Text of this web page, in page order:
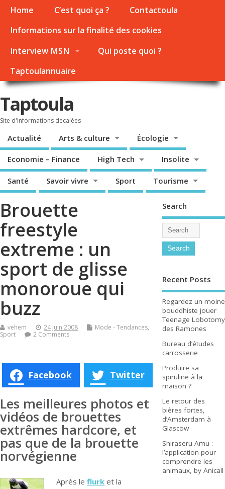
Home C’est quoi ça ?
Contactoula
Informations sur la finalité des cookies
Interview MSN
Qui poste quoi ?
Taptoulannuaire
Taptoula
Site d'informations décalées
Actualité Arts & culture Écologie
Economie – Finance High Tech Insolite
Santé Savoir vivre Sport Tourisme
Brouette
freestyle
extreme : un
sport de glisse
monoroue qui
buzz
vehem 24 juin 2008 Mode - Tendances,
Sport
2 Comments
Facebook Twitter
Les meilleures photos et
vidéos de brouettes
extrêmes hardcore, et
pas que de la brouette
norvégienne
Après leflurk et la
Search
Recent Posts
Regardez un moine
bouddhiste jouer
Teenage Lobotomy
des Ramones
Bureau d’études
carrosserie
Produire sa
spiruline à la
maison ?
Le retour des
bières fortes,
d’Amsterdam à
Glascow
Shiraseru Amu :
l’application pour
comprendre les
animaux, by Anicall